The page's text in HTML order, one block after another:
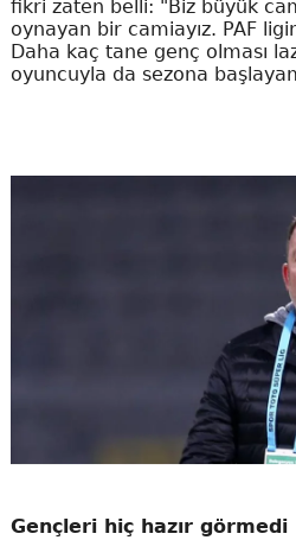
fikri zaten belli: "Biz büyük
oynayan bir camiayız. PAF
Daha kaç tane genç olması
oyuncuyla da sezona
Gençleri hiç hazır görmedi